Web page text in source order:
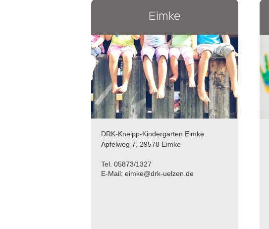
Eimke
DRK-Kneipp-Kindergarten Eimke
Apfelweg 7, 29578 Eimke
Tel. 05873/1327
E-Mail: eimke@drk-uelzen.de